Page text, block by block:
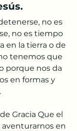
no es tiempo
en la tierra o de
tenemos que
porque nos da
en formas y
Gracia Que el
aventurarnos en